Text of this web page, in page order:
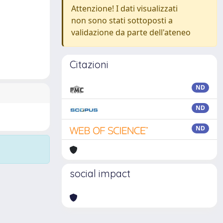
Attenzione! I dati visualizzati
non sono stati sottoposti a
validazione da parte dell'ateneo
Citazioni
ND
ND
ND
social impact